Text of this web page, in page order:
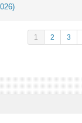
1 2 3